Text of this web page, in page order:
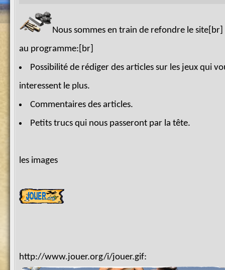
Nous sommes en train de refondre le site[br]
au programme:[br]
Possibilité de rédiger des articles sur les jeux qui
interessent le plus.
Commentaires des articles.
Petits trucs qui nous passeront par la tête.
les images
http://www.jouer.org/i/jouer.gif: